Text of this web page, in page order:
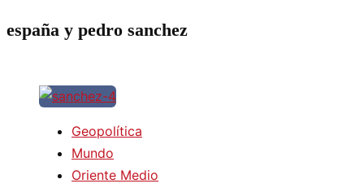
españa y pedro sanchez
Geopolítica
Mundo
Oriente Medio